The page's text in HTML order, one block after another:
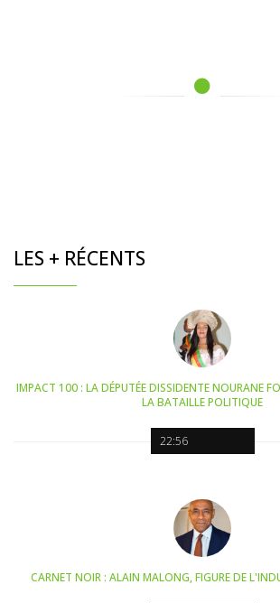
LES + RÉCENTS
22:56
IMPACT 100 : LA DÉPUTÉE DISSIDENTE NOURANE
LA BATAILLE POLITIQUE
CARNET NOIR : ALAIN MALONG, FIGURE DE